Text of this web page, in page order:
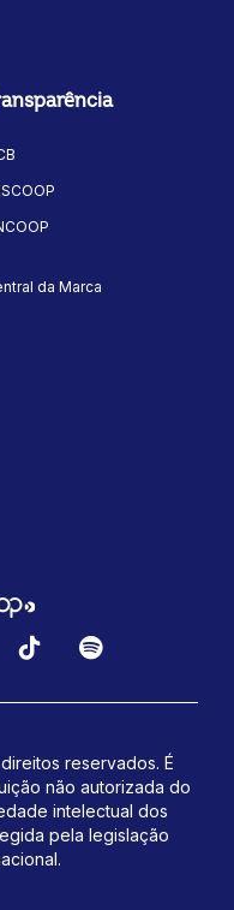
da Marca
reservados. É
não autorizada do
intelectual dos
pela legislação